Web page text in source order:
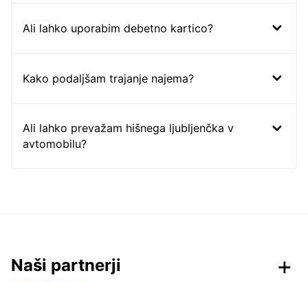
Ali lahko uporabim debetno kartico?
Kako podaljšam trajanje najema?
Ali lahko prevažam hišnega ljubljenčka v
avtomobilu?
Naši partnerji